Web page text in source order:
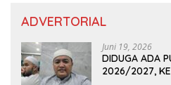
ADVERTORIAL
Juni 19, 2026
DIDUGA ADA
2026/2027,